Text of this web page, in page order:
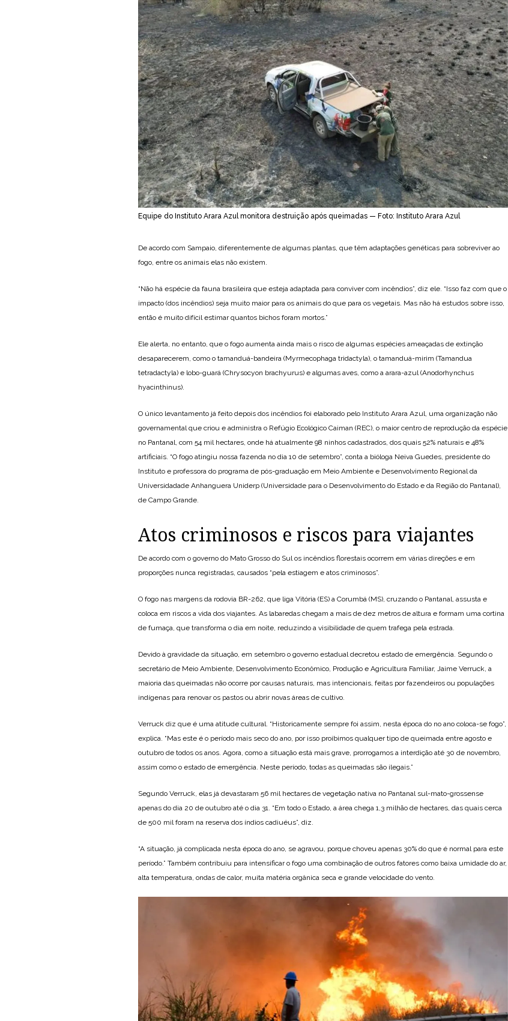
Equipe do Instituto Arara Azul monitora destruição após queimadas — Foto: Instituto Arara Azul
De acordo com Sampaio, diferentemente de algumas plantas, que têm adaptações genéticas para sobreviver ao
fogo, entre os animais elas não existem.
“Não há espécie da fauna brasileira que esteja adaptada para conviver com incêndios”, diz ele. “Isso faz com que o
impacto (dos incêndios) seja muito maior para os animais do que para os vegetais. Mas não há estudos sobre isso,
então é muito difícil estimar quantos bichos foram mortos.”
Ele alerta, no entanto, que o fogo aumenta ainda mais o risco de algumas espécies ameaçadas de extinção
desaparecerem, como o tamanduá-bandeira (Myrmecophaga tridactyla), o tamanduá-mirim (Tamandua
tetradactyla) e lobo-guará (Chrysocyon brachyurus) e algumas aves, como a arara-azul (Anodorhynchus
hyacinthinus).
O único levantamento já feito depois dos incêndios foi elaborado pelo Instituto Arara Azul, uma organização não
governamental que criou e administra o Refúgio Ecológico Caiman (REC), o maior centro de reprodução da espécie
no Pantanal, com 54 mil hectares, onde há atualmente 98 ninhos cadastrados, dos quais 52% naturais e 48%
artificiais. “O fogo atingiu nossa fazenda no dia 10 de setembro”, conta a bióloga Neiva Guedes, presidente do
Instituto e professora do programa de pós-graduação em Meio Ambiente e Desenvolvimento Regional da
Universidadade Anhanguera Uniderp (Universidade para o Desenvolvimento do Estado e da Região do Pantanal),
de Campo Grande.
Atos criminosos e riscos para viajantes
De acordo com o governo do Mato Grosso do Sul os incêndios florestais ocorrem em várias direções e em
proporções nunca registradas, causados “pela estiagem e atos criminosos”.
O fogo nas margens da rodovia BR-262, que liga Vitória (ES) a Corumbá (MS), cruzando o Pantanal, assusta e
coloca em riscos a vida dos viajantes. As labaredas chegam a mais de dez metros de altura e formam uma cortina
de fumaça, que transforma o dia em noite, reduzindo a visibilidade de quem trafega pela estrada.
Devido à gravidade da situação, em setembro o governo estadual decretou estado de emergência. Segundo o
secretário de Meio Ambiente, Desenvolvimento Econômico, Produção e Agricultura Familiar, Jaime Verruck, a
maioria das queimadas não ocorre por causas naturais, mas intencionais, feitas por fazendeiros ou populações
indígenas para renovar os pastos ou abrir novas áreas de cultivo.
Verruck diz que é uma atitude cultural. “Historicamente sempre foi assim, nesta época do no ano coloca-se fogo”,
explica. “Mas este é o período mais seco do ano, por isso proibimos qualquer tipo de queimada entre agosto e
outubro de todos os anos. Agora, como a situação está mais grave, prorrogamos a interdição até 30 de novembro,
assim como o estado de emergência. Neste período, todas as queimadas são ilegais.”
Segundo Verruck, elas já devastaram 56 mil hectares de vegetação nativa no Pantanal sul-mato-grossense
apenas do dia 20 de outubro até o dia 31. “Em todo o Estado, a área chega 1,3 milhão de hectares, das quais cerca
de 500 mil foram na reserva dos índios cadiuéus”, diz.
“A situação, já complicada nesta época do ano, se agravou, porque choveu apenas 30% do que é normal para este
período.” Também contribuiu para intensificar o fogo uma combinação de outros fatores como baixa umidade do ar,
alta temperatura, ondas de calor, muita matéria orgânica seca e grande velocidade do vento.